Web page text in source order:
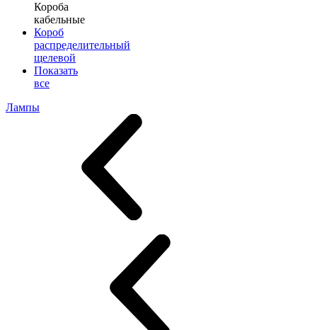
Короба
кабельные
Короб
распределительный
щелевой
Показать
все
Лампы